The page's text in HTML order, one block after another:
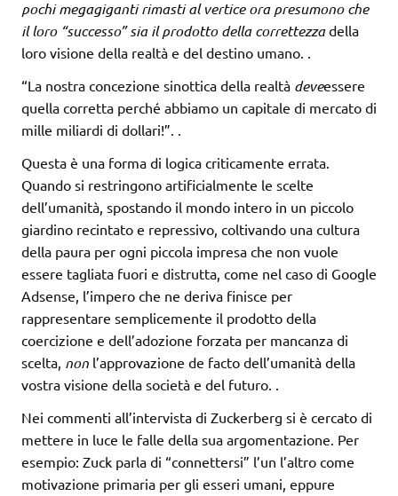
pochi megagiganti rimasti al vertice ora presumono che
il loro “successo” sia il prodotto dellacorrettezzadella
loro visione della realtà e del destino umano. .
“La nostra concezione sinottica della realtà deveessere
quella corretta perché abbiamo un capitale di mercato di
mille miliardi di dollari!”. .
Questa è una forma di logica criticamente errata.
Quando si restringono artificialmente le scelte
dell’umanità, spostando il mondo intero in un piccolo
giardino recintato e repressivo, coltivando una cultura
della paura per ogni piccola impresa che non vuole
essere tagliata fuori e distrutta, come nel caso di Google
Adsense, l’impero che ne deriva finisce per
rappresentare semplicemente il prodotto della
coercizione e dell’adozione forzata per mancanza di
scelta, non l’approvazione de facto dell’umanità della
vostra visione della società e del futuro. .
Nei commenti all’intervista di Zuckerberg si è cercato di
mettere in luce le falle della sua argomentazione. Per
esempio: Zuck parla di “connettersi” l’un l’altro come
motivazione primaria per gli esseri umani, eppure